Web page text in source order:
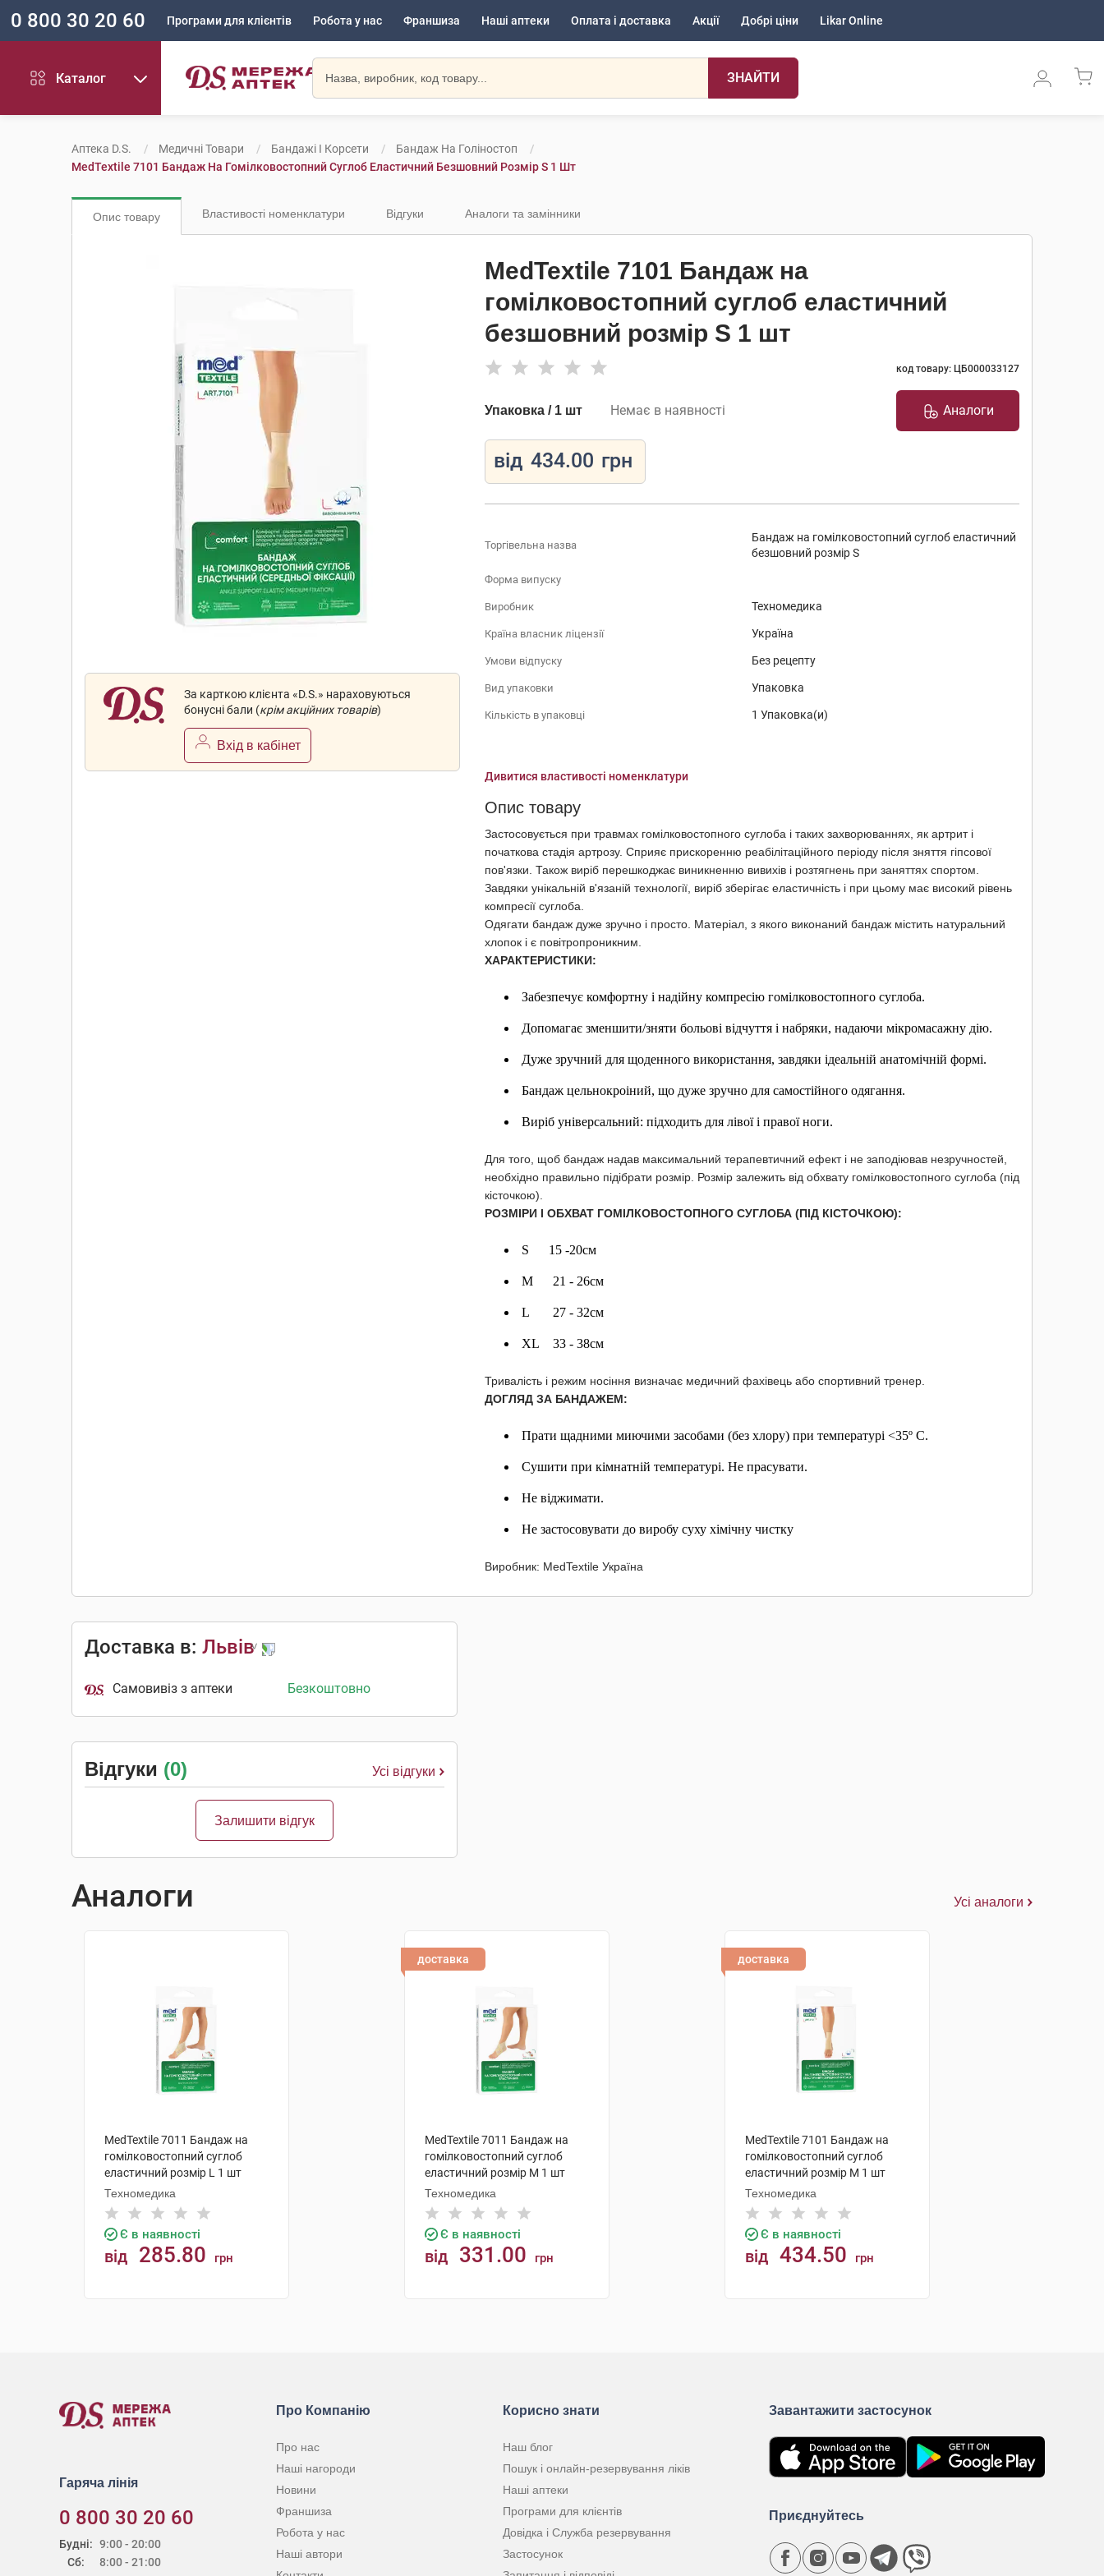
0 800 30 20 60 Програми для клієнтів Робота у нас Франшиза Наші аптеки Оплата і доставка Акції Добрі ціни Likar Online
Каталог ЗНАЙТИ
Аптека D.S. Медичні Товари Бандажі І Корсети
Бандаж На Голіностоп
MedTextile 7101 Бандаж На Гомілковостопний Суглоб Еластичний Безшовний Розмір S 1 Шт
Опис товару Властивості номенклатури Відгуки Аналоги та замінники
За карткою клієнта «D.S.» нараховуються
бонусні бали (крім акційних товарів)
Вхід в кабінет
MedTextile 7101 Бандаж на
гомілковостопний суглоб еластичний
безшовний розмір S 1 шт
код товару: ЦБ000033127
Упаковка / 1 шт Немає в наявності Аналоги
від 434.00 грн
Торгівельна назва
Бандаж на гомілковостопний суглоб еластичний
безшовний розмір S
Форма випуску
Виробник Техномедика
Країна власник ліцензії Україна
Умови відпуску Без рецепту
Вид упаковки Упаковка
Кількість в упаковці 1 Упаковка(и)
Дивитися властивості номенклатури
Опис товару
Застосовується при травмах гомілковостопного суглоба і таких захворюваннях, як артрит і
початкова стадія артрозу. Сприяє прискоренню реабілітаційного періоду після зняття гіпсової
пов'язки. Також виріб перешкоджає виникненню вивихів і розтягнень при заняттях спортом.
Завдяки унікальній в'язаній технології, виріб зберігає еластичність і при цьому має високий рівень
компресії суглоба.
Одягати бандаж дуже зручно і просто. Матеріал, з якого виконаний бандаж містить натуральний
хлопок і є повітропроникним.
ХАРАКТЕРИСТИКИ:
Забезпечує комфортну і надійну компресію гомілковостопного суглоба.
Допомагає зменшити/зняти больові відчуття і набряки, надаючи мікромасажну дію.
Дуже зручний для щоденного використання, завдяки ідеальній анатомічній формі.
Бандаж цельнокроіний, що дуже зручно для самостійного одягання.
Виріб універсальний: підходить для лівої і правої ноги.
Для того, щоб бандаж надав максимальний терапевтичний ефект і не заподіював незручностей,
необхідно правильно підібрати розмір. Розмір залежить від обхвату гомілковостопного суглоба (під
кісточкою).
РОЗМІРИ І ОБХВАТ ГОМІЛКОВОСТОПНОГО СУГЛОБА (ПІД КІСТОЧКОЮ):
S 15 -20см
M 21 - 26см
L 27 - 32см
XL 33 - 38см
Тривалість і режим носіння визначає медичний фахівець або спортивний тренер.
ДОГЛЯД ЗА БАНДАЖЕМ:
Прати щадними миючими засобами (без хлору) при температурі <35º С.
Сушити при кімнатній температурі. Не прасувати.
Не віджимати.
Не застосовувати до виробу суху хімічну чистку
Виробник: MedTextile Україна
Доставка в: Львів
Самовивіз з аптеки Безкоштовно
Відгуки (0) Усі відгуки
Залишити відгук
Аналоги Усі аналоги
MedTextile 7011 Бандаж на
гомілковостопний суглоб
еластичний розмір L 1 шт
Техномедика
Є в наявності
від 285.80 грн
доставка
MedTextile 7011 Бандаж на
гомілковостопний суглоб
еластичний розмір M 1 шт
Техномедика
Є в наявності
від 331.00 грн
доставка
MedTextile 7101 Бандаж на
гомілковостопний суглоб
еластичний розмір M 1 шт
Техномедика
Є в наявності
від 434.50 грн
Гаряча лінія
0 800 30 20 60
Будні:
Сб:
9:00 - 20:00
8:00 - 21:00
Про Компанію
Про нас
Наші нагороди
Новини
Франшиза
Робота у нас
Наші автори
Корисно знати
Наш блог
Пошук і онлайн-резервування ліків
Наші аптеки
Програми для клієнтів
Довідка і Служба резервування
Застосунок
Завантажити застосунок
Приєднуйтесь